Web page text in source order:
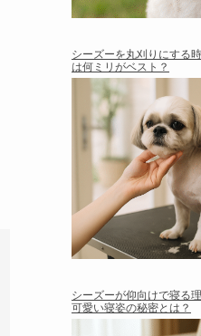
シーズーを丸刈りにする
は何ミリがベスト？
シーズーが仰向けで寝る
可愛い寝姿の秘密とは？